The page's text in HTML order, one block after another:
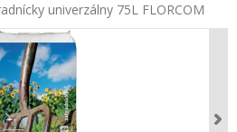
univerzálny 75L FLORCOM